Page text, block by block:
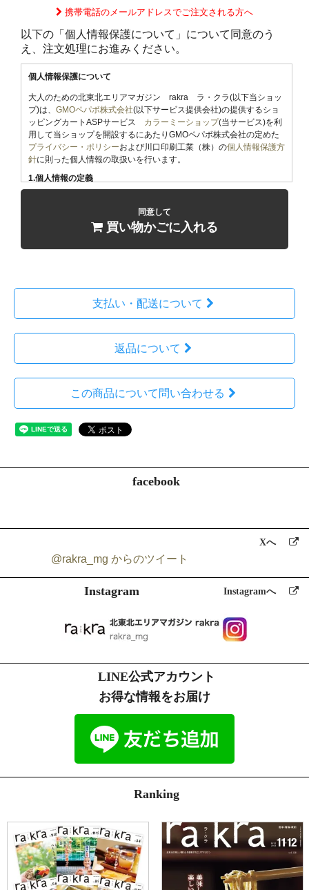
携帯電話のメールアドレスでご注文される方へ
以下の「個人情報保護について」について同意のう
え、注文処理にお進みください。
個人情報保護について
大人のための北東北エリアマガジン rakra ラ・クラ(以下当ショッ
プ)は、 GMOペパボ株式会社(以下サービス提供会社)の提供するショ
ッピングカートASPサービス カラーミーショップ(当サービス)を利
用して当ショップを開設するにあたりGMOペパボ株式会社の定めた
プライバシー・ポリシーおよび川口印刷工業（株）の個人情報保護方
針に則った個人情報の取扱いを行います。
1.個人情報の定義
「個人情報」とは、生存する個人に関する情報であって、当該情報に
ことができるもの、及び他の情報と容易に照合することができ、それ
により特定の個人を識別することができることとなるものをいいま
収集するにあたっては利用目的を明記の上、適法かつ公正な手段によ
当ショップで収集する個人情報は以下の通りです。
d)メールアドレス
e)パスワード
f)配送先情報
g)当ショップとのお取引履歴及びその内容
3.個人情報の利用
当ショップではお客様からお預かりした個人情報の利用目的は以下の
b)商品発送の確認、照会
d）rakraの発行や記事に関するお知らせメールの送信
当ショップでは、下記の場合を除いてはお客様の断りなく第三者に個
人情報を開示・提供することはいたしません。
a)法令に基づく場合、及び国の機関若しくは地方公共団体又はその委
託を受けた者が法令の定める事務を遂行することに対して協力する必
本人の同意を得ることが困難である場合
4.個人情報の安全管理
川口印刷工業（株）個人情報保護方針に従い、個人情報の本人の権利
プライバシーマーク認定情報
http://www.kpj.co.jp/index.php/csr/privacymark
5.個人情報の訂正、削除
お客様からお預かりした個人情報の訂正・削除は下記の問合せ先より
また、ユーザー登録された場合、当サイトのメニュー「マイアカウン
6.cookie(クッキー)の使用について
当社は、お客様によりよいサービスを提供するため、cookie （クッ
キー）を使用することがありますが、これにより個人を特定できる情
報の収集を行えるものではなく、お客様のプライバシーを侵害するこ
とはございません。
同意して
買い物かごに入れる
支払い・配送について
返品について
この商品について問い合わせる
facebook
Xへ
@rakra_mg からのツイート
Instagram Instagramへ
LINE公式アカウント
お得な情報をお届け
Ranking